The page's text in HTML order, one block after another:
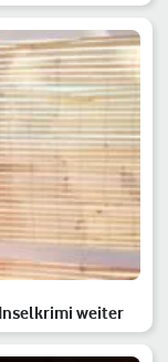
weiter